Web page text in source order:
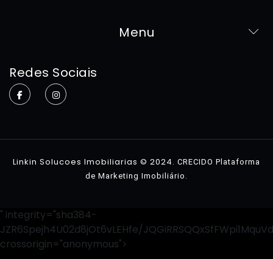
Menu
Redes Sociais
Linkin Solucoes Imobiliarias © 2024. CRECIDO Plataforma
de Marketing Imobiliário .
" integrity="sha384-
JZR6Spejh4U02d8jOt6vLEHfe/
crossorigin="anonymous">